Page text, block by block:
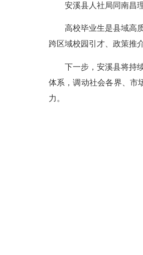
安溪县人社局同南昌理
高校毕业生是县域高质
跨区域校园引才、政策推
下一步，安溪县将持续
体系，调动社会各界、市
力。